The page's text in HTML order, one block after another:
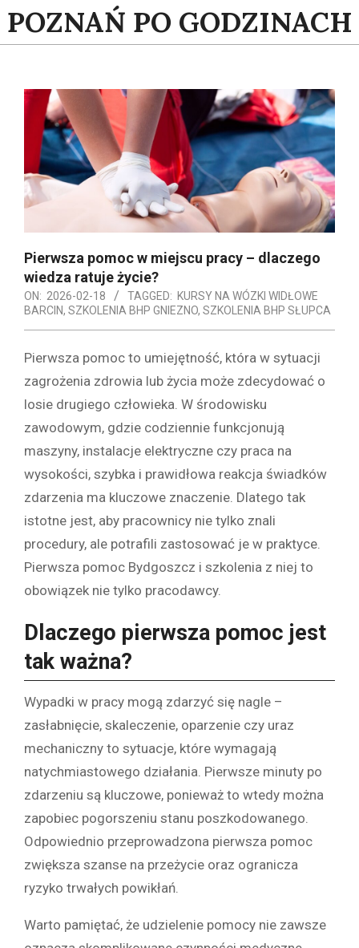
to
content
POZNAŃ PO GODZINACH
Pierwsza pomoc w miejscu pracy – dlaczego
wiedza ratuje życie?
ON: 2026-02-18 TAGGED: KURSY NA WÓZKI WIDŁOWE
BARCIN, SZKOLENIA BHP GNIEZNO, SZKOLENIA BHP SŁUPCA
Pierwsza pomoc to umiejętność, która w sytuacji
zagrożenia zdrowia lub życia może zdecydować o
losie drugiego człowieka. W środowisku
zawodowym, gdzie codziennie funkcjonują
maszyny, instalacje elektryczne czy praca na
wysokości, szybka i prawidłowa reakcja świadków
zdarzenia ma kluczowe znaczenie. Dlatego tak
istotne jest, aby pracownicy nie tylko znali
procedury, ale potrafili zastosować je w praktyce.
Pierwsza pomoc Bydgoszcz i szkolenia z niej to
obowiązek nie tylko pracodawcy.
Dlaczego pierwsza pomoc jest
tak ważna?
Wypadki w pracy mogą zdarzyć się nagle –
zasłabnięcie, skaleczenie, oparzenie czy uraz
mechaniczny to sytuacje, które wymagają
natychmiastowego działania. Pierwsze minuty po
zdarzeniu są kluczowe, ponieważ to wtedy można
zapobiec pogorszeniu stanu poszkodowanego.
Odpowiednio przeprowadzona pierwsza pomoc
zwiększa szanse na przeżycie oraz ogranicza
ryzyko trwałych powikłań.
Warto pamiętać, że udzielenie pomocy nie zawsze